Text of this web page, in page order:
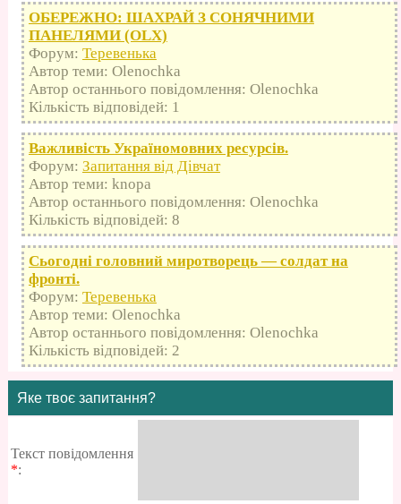
ОБЕРЕЖНО: ШАХРАЙ З СОНЯЧНИМИ
ПАНЕЛЯМИ (OLX)
Форум: Теревенька
Автор теми: Olenochka
Автор останнього повідомлення: Olenochka
Кількість відповідей: 1
Важливість Україномовних ресурсів.
Форум: Запитання від Дівчат
Автор теми: knopa
Автор останнього повідомлення: Olenochka
Кількість відповідей: 8
Сьогодні головний миротворець — солдат на
фронті.
Форум: Теревенька
Автор теми: Olenochka
Автор останнього повідомлення: Olenochka
Кількість відповідей: 2
Яке твоє запитання?
Текст повідомлення
*: